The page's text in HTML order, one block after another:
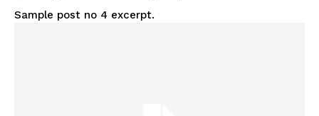
Sample post no 4 excerpt.